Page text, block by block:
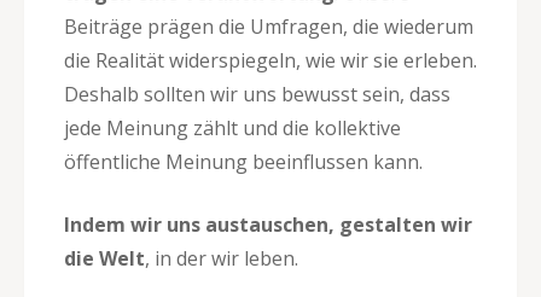
Beiträge prägen die Umfragen, die wiederum
die Realität widerspiegeln, wie wir sie erleben.
Deshalb sollten wir uns bewusst sein, dass
jede Meinung zählt und die kollektive
öffentliche Meinung beeinflussen kann.
Indem wir uns austauschen, gestalten wir
die Welt, in der wir leben.